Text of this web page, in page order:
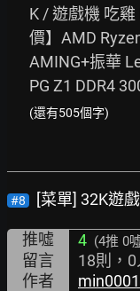
K / 遊戲機 吃
價】AMD
AMING+振華
PG Z1 DDR4
(還有505個字)
#8 [菜單] 32K遊
推噓 4 (4推 0
留言 18則，0
作者